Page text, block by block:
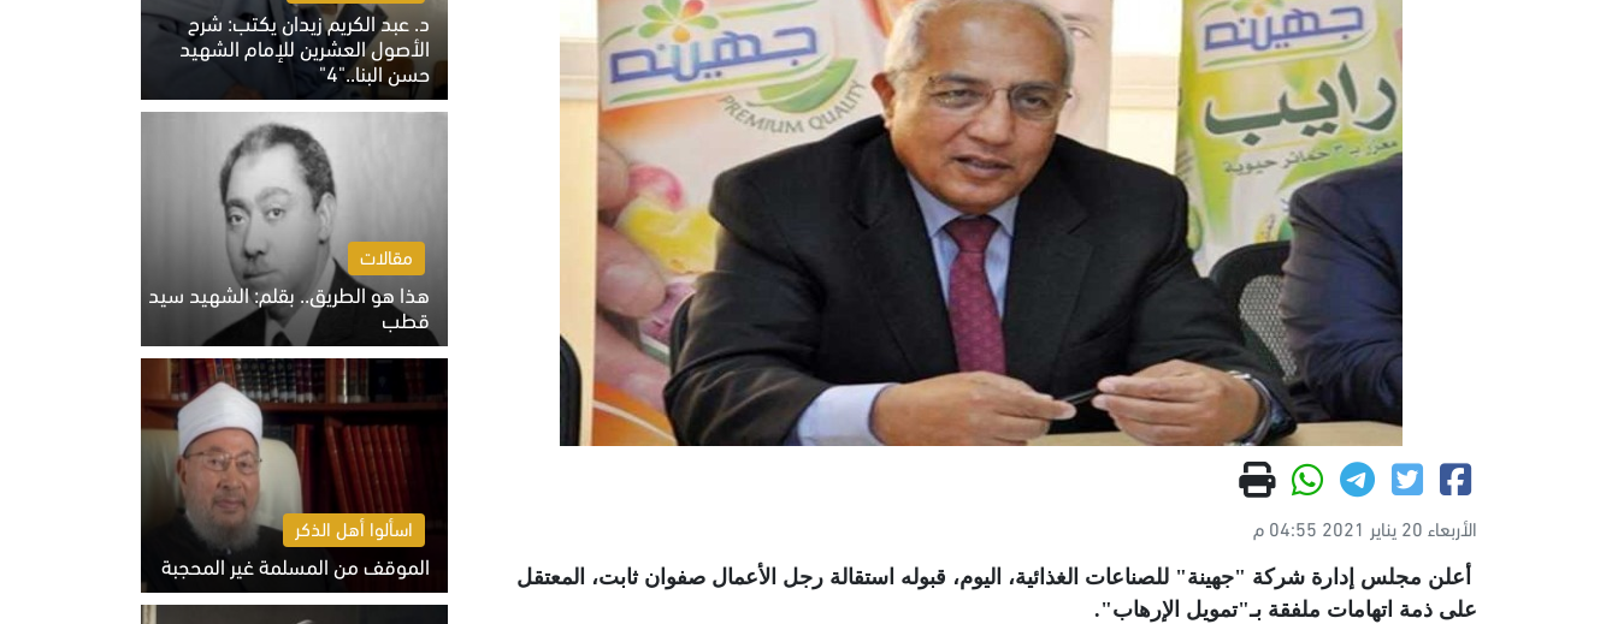
الأربعاء 20 يناير 2021 04:55 م
أعلن مجلس إدارة شركة "جهينة" للصناعات الغذائية، اليوم، قبوله استقالة رجل الأعمال صفوان ثابت، المعتقل
على ذمة اتهامات ملفقة بـ"تمويل الإرهاب".
د. عبد الكريم زيدان يكتب: شرح
الأصول العشرين للإمام الشهيد
حسن البنا.."4"
الخميس 6 أغسطس 2026 10:27 ص
مقالات
هذا هو الطريق.. بقلم: الشهيد سيد
قطب
الخميس 6 أغسطس 2026 10:52 ص
اسألوا أهل الذكر
الموقف من المسلمة غير المحجبة
الخميس 6 أغسطس 2026 10:45 ص